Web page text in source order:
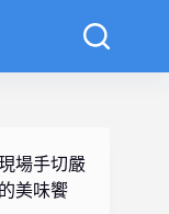
場手切嚴
美味饗